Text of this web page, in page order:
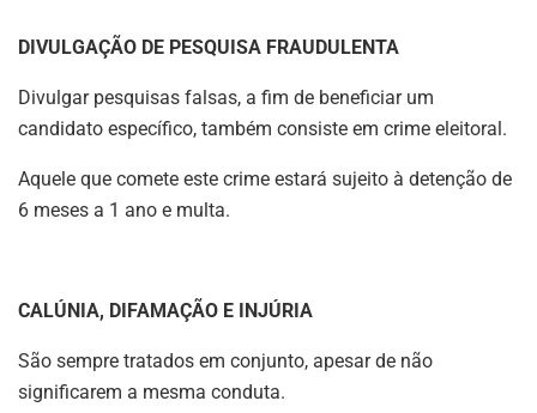
DIVULGAÇÃO DE PESQUISA FRAUDULENTA
Divulgar pesquisas falsas, a fim de beneficiar um
candidato específico, também consiste em crime eleitoral.
Aquele que comete este crime estará sujeito à detenção de
6 meses a 1 ano e multa.
CALÚNIA, DIFAMAÇÃO E INJÚRIA
São sempre tratados em conjunto, apesar de não
significarem a mesma conduta.